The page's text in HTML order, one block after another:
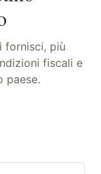
fornisci, più
fiscali e
paese.